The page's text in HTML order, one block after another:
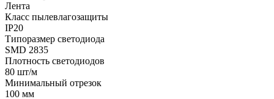
Лента
Класс пылевлагозащиты
IP20
Типоразмер светодиода
SMD 2835
Плотность светодиодов
80 шт/м
Минимальный отрезок
100 мм